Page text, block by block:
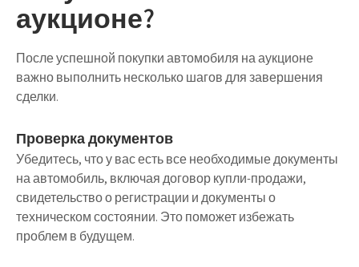
аукционе?
После успешной покупки автомобиля на аукционе
важно выполнить несколько шагов для завершения
сделки.
Проверка документов
Убедитесь, что у вас есть все необходимые документы
на автомобиль, включая договор купли-продажи,
свидетельство о регистрации и документы о
техническом состоянии. Это поможет избежать
проблем в будущем.